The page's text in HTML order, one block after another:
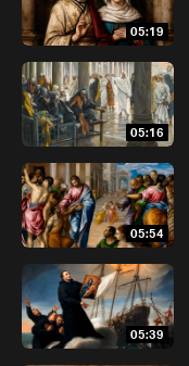
05:19
05:16
05:54
05:39